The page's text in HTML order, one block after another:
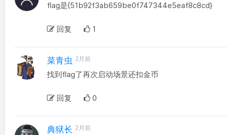
flag是{51b92f3ab659be0f747344e5eaf8c8cd}
回复 1
菜青虫 2月前
找到flag了再次启动场景还扣金币
回复 0
典狱长 2月前